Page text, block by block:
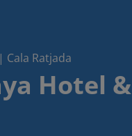
Ratjada
Hotel &